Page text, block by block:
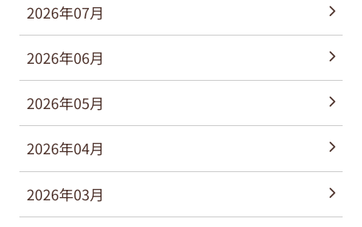
2026年07月
2026年06月
2026年05月
2026年04月
2026年03月